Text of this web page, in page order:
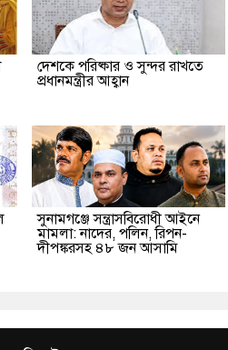
দেশকে পরিষ্কার ও সুন্দর রাখতে
প্রধানমন্ত্রীর আহ্বান
‎সুনামগঞ্জে সন্ত্রাসবিরোধী আইনে
মামলা: নাদের, পলিন, রিপন-
দীপঙ্করসহ ৪৮ জন আসামি